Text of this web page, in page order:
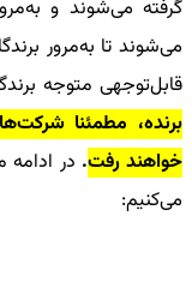
گرفته می‌شوند و
می‌شوند تا به‌مرور
قابل‌توجهی متوجه
برنده، مطمئنا
خواهند رفت. در
می‌کنیم: